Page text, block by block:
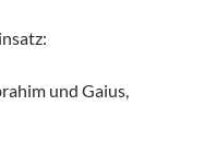
und Gaius,